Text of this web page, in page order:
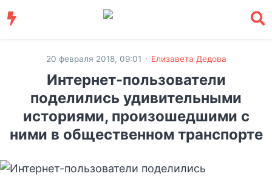
20 февраля 2018, 09:01 · Елизавета Дедова
Интернет-пользователи
поделились удивительными
историями, произошедшими с
ними в общественном транспорте